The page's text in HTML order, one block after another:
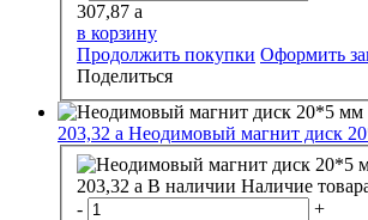
307,87 a
в корзину
Продолжить покупки Оформить
Поделиться
203,32 a Неодимовый магнит диск
203,32 a В наличии Наличие
-
+